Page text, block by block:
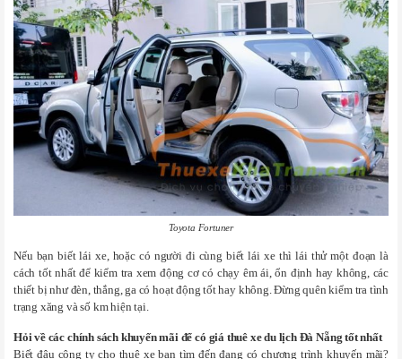
Toyota Fortuner
Nếu bạn biết lái xe, hoặc có người đi cùng biết lái xe thì lái thử một đoạn là
cách tốt nhất để kiểm tra xem động cơ có chạy êm ái, ổn định hay không, các
thiết bị như đèn, thắng, ga có hoạt động tốt hay không. Đừng quên kiểm tra tình
trạng xăng và số km hiện tại.
Hỏi về các chính sách khuyến mãi để có giá thuê xe du lịch Đà Nẵng tốt nhất
Biết đâu công ty cho thuê xe bạn tìm đến đang có chương trình khuyến mãi?